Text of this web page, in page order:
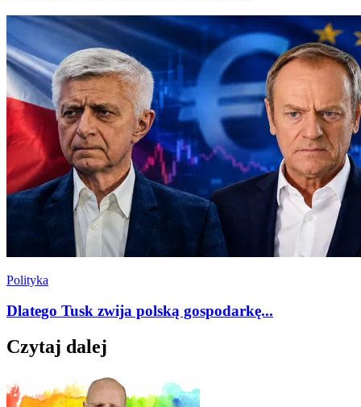
Polityka
Dlatego Tusk zwija polską gospodarkę...
Czytaj dalej